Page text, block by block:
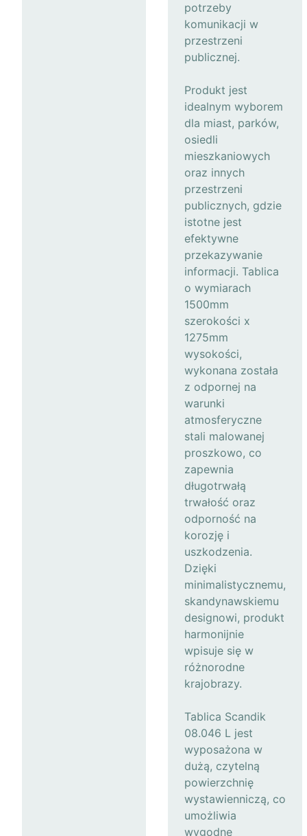
potrzeby
komunikacji w
przestrzeni
publicznej.
Produkt jest
idealnym wyborem
dla miast, parków,
osiedli
mieszkaniowych
oraz innych
przestrzeni
publicznych, gdzie
istotne jest
efektywne
przekazywanie
informacji. Tablica
o wymiarach
1500mm
szerokości x
1275mm
wysokości,
wykonana została
z odpornej na
warunki
atmosferyczne
stali malowanej
proszkowo, co
zapewnia
długotrwałą
trwałość oraz
odporność na
korozję i
uszkodzenia.
Dzięki
minimalistycznemu,
skandynawskiemu
designowi, produkt
harmonijnie
wpisuje się w
różnorodne
krajobrazy.
Tablica Scandik
08.046 L jest
wyposażona w
dużą, czytelną
powierzchnię
wystawienniczą, co
umożliwia
wygodne